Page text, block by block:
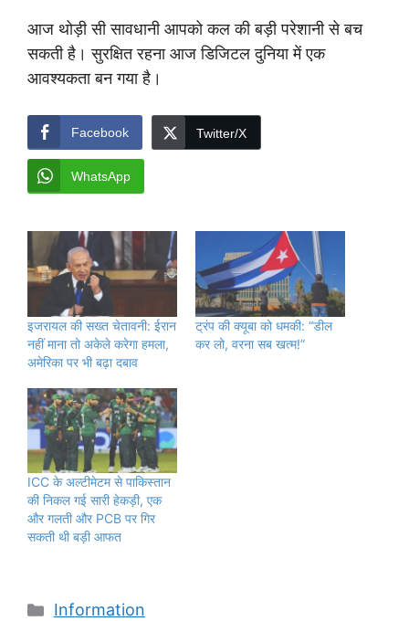
आज थोड़ी सी सावधानी आपको कल की बड़ी परेशानी से बच
सकती है। सुरक्षित रहना आज डिजिटल दुनिया में एक
आवश्यकता बन गया है।
Facebook Twitter/X
WhatsApp
इजरायल की सख्त चेतावनी: ईरान
नहीं माना तो अकेले करेगा हमला,
अमेरिका पर भी बढ़ा दबाव
ट्रंप की क्यूबा को धमकी: “डील
कर लो, वरना सब खत्म!”
ICC के अल्टीमेटम से पाकिस्तान
की निकल गई सारी हेकड़ी, एक
और गलती और PCB पर गिर
सकती थी बड़ी आफत
Categories
Information